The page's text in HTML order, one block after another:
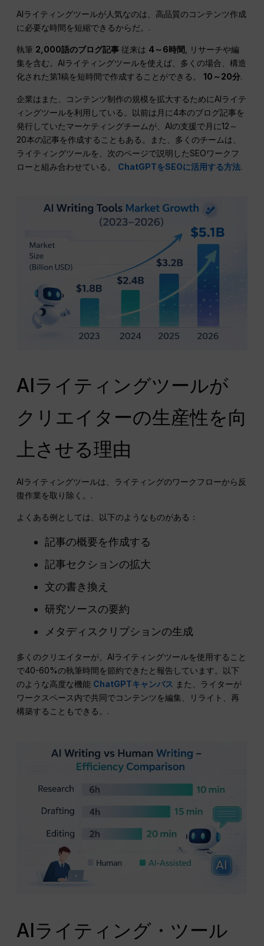
AIライティングツールが人気なのは、高品質のコンテンツ作成
に必要な時間を短縮できるからだ。.
執筆 2,000語のブログ記事 従来は 4～6時間 , リサーチや編
集を含む。AIライティングツールを使えば、多くの場合、構造
化された第1稿を短時間で作成することができる。10～20分.
企業はまた、コンテンツ制作の規模を拡大するためにAIライテ
ィングツールを利用している。以前は月に4本のブログ記事を
発行していたマーケティングチームが、AIの支援で月に12～
20本の記事を作成することもある。また、多くのチームは、
ライティングツールを、次のページで説明したSEOワークフ
ローと組み合わせている。 ChatGPTをSEOに活用する方法.
AIライティングツールが
クリエイターの生産性を向
上させる理由
AIライティングツールは、ライティングのワークフローから反
復作業を取り除く。.
よくある例としては、以下のようなものがある：
記事の概要を作成する
記事セクションの拡大
文の書き換え
研究ソースの要約
メタディスクリプションの生成
多くのクリエイターが、AIライティングツールを使用すること
で40-60%の執筆時間を節約できたと報告しています。以下
のような高度な機能 ChatGPTキャンバス また、ライターが
ワークスペース内で共同でコンテンツを編集、リライト、再
構築することもできる。.
AIライティング・ツール